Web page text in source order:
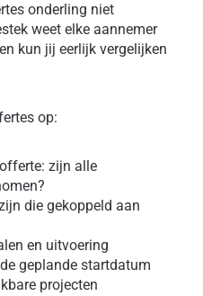
onderling niet
weet elke aannemer
kun jij eerlijk vergelijken
op:
zijn alle
die gekoppeld aan
en uitvoering
geplande startdatum
projecten